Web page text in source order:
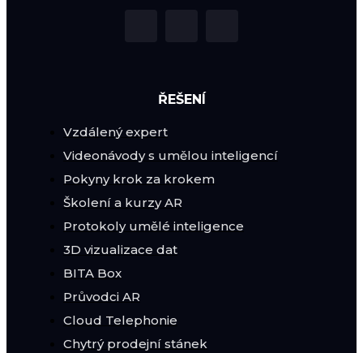
ŘEŠENÍ
Vzdálený expert
Videonávody s umělou inteligencí
Pokyny krok za krokem
Školení a kurzy AR
Protokoly umělé inteligence
3D vizualizace dat
BITA Box
Průvodci AR
Cloud Telephonie
Chytrý prodejní stánek